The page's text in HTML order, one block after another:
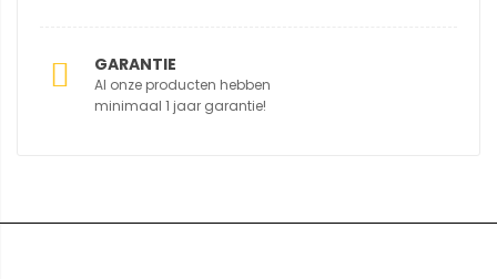
GARANTIE
Al onze producten hebben
minimaal 1 jaar garantie!